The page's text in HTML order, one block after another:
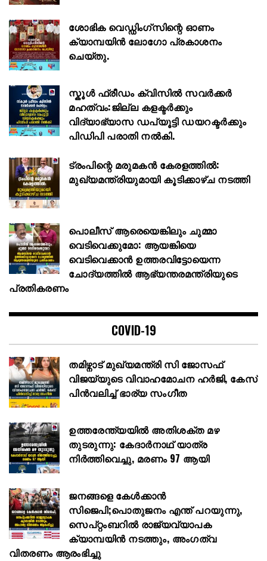
ശോഭിക വെഡ്ഡിംഗ്സിന്റെ ഓണം
ക്യാമ്പയിൻ ലോഗോ പ്രകാശനം
ചെയ്തു.
സ്കൂള്‍ ഫ്രീഡം ക്വിസില്‍ സവര്‍ക്കര്‍
മഹത്വം:ജില്ല കളക്ടര്‍ക്കും
വിദ്യാഭ്യാസ ഡപ്യൂട്ടി ഡയറക്ടര്‍ക്കും
പിഡിപി പരാതി നല്‍കി.
ട്രംപിന്റെ മരുമകൻ കേരളത്തിൽ:
മുഖ്യമന്ത്രിയുമായി കൂടിക്കാഴ്ച നടത്തി
പൊലീസ് ആരെയെങ്കിലും ചുമ്മാ
വെടിവെക്കുമോ: ആയങ്കിയെ
വെടിവെക്കാൻ ഉത്തരവിട്ടോയെന്ന
ചോദ്യത്തിൽ ആഭ്യന്തരമന്ത്രിയുടെ
പ്രതികരണം
COVID-19
തമിഴ്നാട് മുഖ്യമന്ത്രി സി ജോസഫ്
വിജയ്‌യുടെ വിവാഹമോചന ഹർജി, കേസ്
പിൻവലിച്ച് ഭാര്യ സംഗീത
ഉത്തരേന്ത്യയിൽ അതിശക്ത മഴ
തുടരുന്നു: കേദാർനാഥ് യാത്ര
നിർത്തിവെച്ചു, മരണം 97 ആയി
ജനങ്ങളെ കേൾക്കാൻ
സിജെപി;പൊതുജനം എന്ത് പറയുന്നു,
സെപ്റ്റംബറിൽ രാജ്യവ്യാപക
ക്യാമ്പയിൻ നടത്തും, അംഗത്വ
വിതരണം ആരംഭിച്ചു